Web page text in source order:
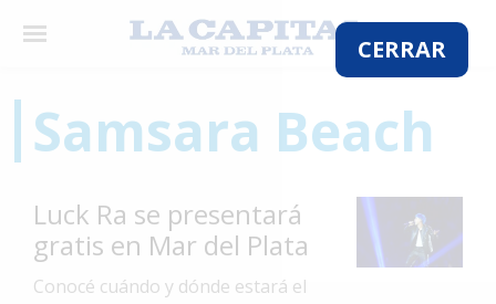
CERRAR
×
El
Mundo
La
Samsara Beach
Luck Ra se presentará
gratis en Mar del Plata
Conocé cuándo y dónde estará el